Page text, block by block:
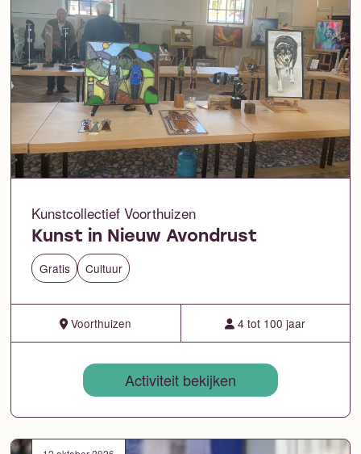
Kunstcollectief Voorthuizen
Kunst in Nieuw Avondrust
Gratis Cultuur
Voorthuizen 4 tot 100 jaar
Activiteit bekijken